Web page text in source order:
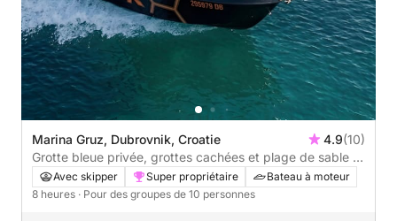
Marina Gruz, Dubrovnik, Croatie 4.9(10)
Grotte bleue privée, grottes cachées et plage de sable –
NOUVEAU hors-bord, explorez les îles Élaphites 8 h
Avec skipper Super propriétaire
Bateau à moteur
8 heures · Pour des groupes de 10 personnes